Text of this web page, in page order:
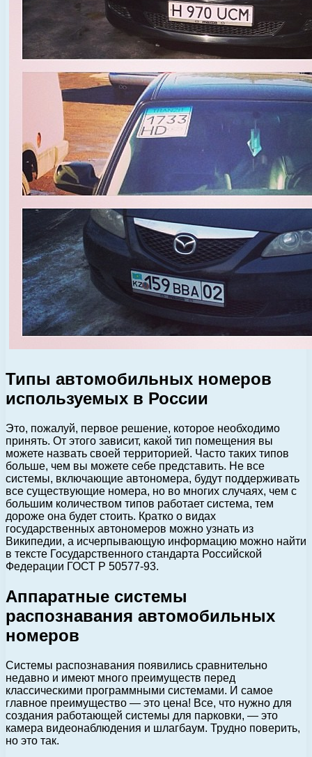
Типы автомобильных номеров
используемых в России
Это, пожалуй, первое решение, которое необходимо
принять. От этого зависит, какой тип помещения вы
можете назвать своей территорией. Часто таких типов
больше, чем вы можете себе представить. Не все
системы, включающие автономера, будут поддерживать
все существующие номера, но во многих случаях, чем с
большим количеством типов работает система, тем
дороже она будет стоить. Кратко о видах
государственных автономеров можно узнать из
Википедии, а исчерпывающую информацию можно найти
в тексте Государственного стандарта Российской
Федерации ГОСТ Р 50577-93.
Аппаратные системы
распознавания автомобильных
номеров
Системы распознавания появились сравнительно
недавно и имеют много преимуществ перед
классическими программными системами. И самое
главное преимущество — это цена! Все, что нужно для
создания работающей системы для парковки, — это
камера видеонаблюдения и шлагбаум. Трудно поверить,
но это так.